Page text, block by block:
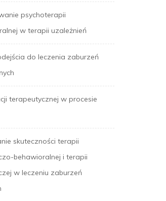
psychoterapii
w terapii uzależnień
do leczenia zaburzeń
terapeutycznej w procesie
skuteczności terapii
behawioralnej i terapii
w leczeniu zaburzeń